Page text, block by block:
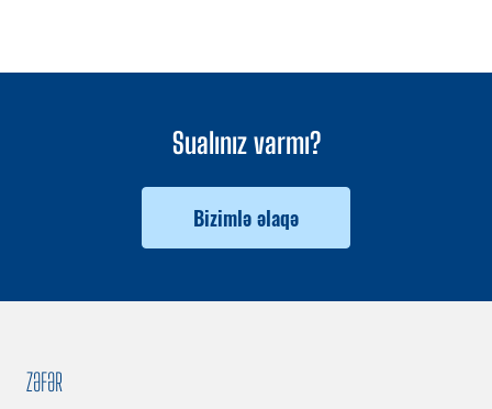
Sualınız varmı?
Bizimlə əlaqə
ZƏFƏR